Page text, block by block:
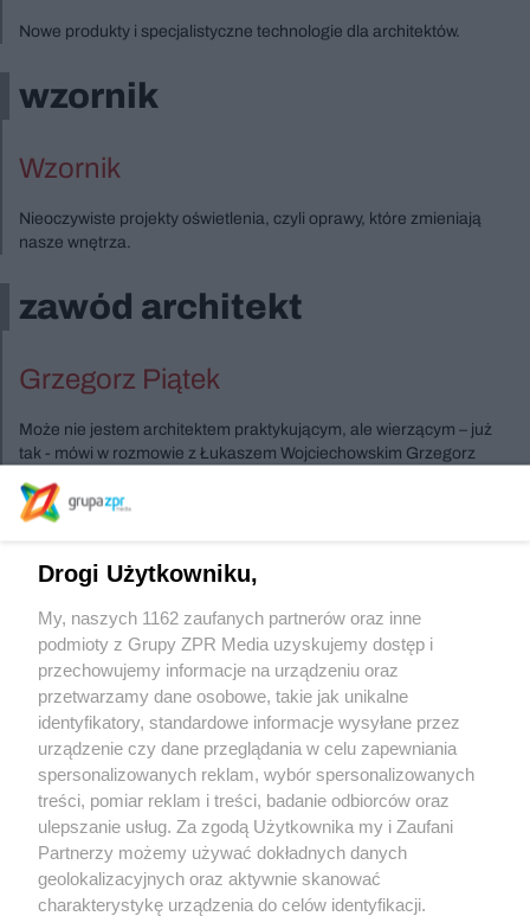
Nowe produkty i specjalistyczne technologie dla architektów.
wzornik
Wzornik
Nieoczywiste projekty oświetlenia, czyli oprawy, które zmieniają
nasze wnętrza.
zawód architekt
Grzegorz Piątek
Może nie jestem architektem praktykującym, ale wierzącym – już
tak - mówi w rozmowie z Łukaszem Wojciechowskim Grzegorz
Szukasz innych wydań ?
Sprawdź archiwum
Żaden utwór zamieszczony w serwisie nie może być powielany i
rozpowszechniany lub dalej rozpowszechniany w jakikolwiek sposób (w tym
Drogi Użytkowniku,
My, naszych 1162 zaufanych partnerów oraz inne
podmioty z Grupy ZPR Media uzyskujemy dostęp i
przechowujemy informacje na urządzeniu oraz
przetwarzamy dane osobowe, takie jak unikalne
identyfikatory, standardowe informacje wysyłane przez
urządzenie czy dane przeglądania w celu zapewniania
spersonalizowanych reklam, wybór spersonalizowanych
treści, pomiar reklam i treści, badanie odbiorców oraz
ulepszanie usług. Za zgodą Użytkownika my i Zaufani
Partnerzy możemy używać dokładnych danych
geolokalizacyjnych oraz aktywnie skanować
charakterystykę urządzenia do celów identyfikacji.